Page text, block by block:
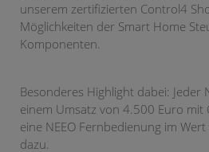
unserem zertifizierten Control4
Möglichkeiten der Smart Home
Komponenten.
Besonderes Highlight dabei: Jeder
einem Umsatz von 4.500 Euro
eine NEEO Fernbedienung im
dazu.